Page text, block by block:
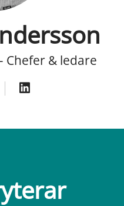
Chefer & ledare